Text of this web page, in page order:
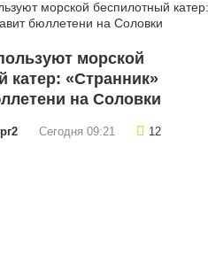
морской
катер: «Странник»
на Соловки
Сегодня 09:21 12